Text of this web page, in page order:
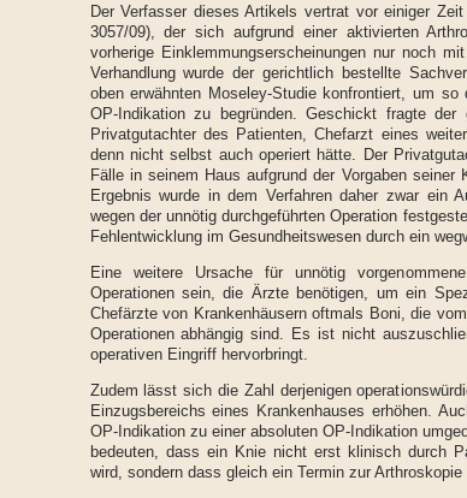
Der Verfasser dieses Artikels vertrat vor einiger
3057/09), der sich aufgrund einer aktivierten
vorherige Einklemmungserscheinungen nur noch
Verhandlung wurde der gerichtlich bestellte
oben erwähnten Moseley-Studie konfrontiert, um
OP-Indikation zu begründen. Geschickt fragte der
Privatgutachter des Patienten, Chefarzt eines
denn nicht selbst auch operiert hätte. Der
Fälle in seinem Haus aufgrund der Vorgaben
Ergebnis wurde in dem Verfahren daher zwar ein
wegen der unnötig durchgeführten Operation
Fehlentwicklung im Gesundheitswesen durch ein
Eine weitere Ursache für unnötig
Operationen sein, die Ärzte benötigen, um ein
Chefärzte von Krankenhäusern oftmals Boni, die
Operationen abhängig sind. Es ist nicht
operativen Eingriff hervorbringt.
Zudem lässt sich die Zahl derjenigen
Einzugsbereichs eines Krankenhauses erhöhen.
OP-Indikation zu einer absoluten OP-Indikation
bedeuten, dass ein Knie nicht erst klinisch durch
wird, sondern dass gleich ein Termin zur